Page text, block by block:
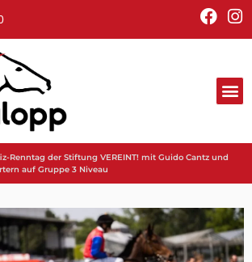
Renntag der Stiftung VEREINT! mit Guido Cantz und
auf Gruppe 3 Niveau